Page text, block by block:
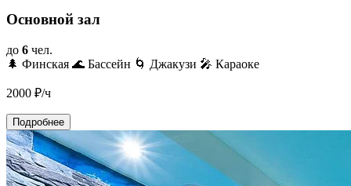
Основной зал
до 6 чел.
🌲 Финская 🌊 Бассейн 🌀 Джакузи 🎤 Караоке
2000 ₽/ч
Подробнее